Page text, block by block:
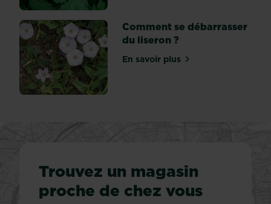
Comment se débarrasser
du liseron ?
En savoir plussur Comment se
Trouvez un magasin
proche de chez vous